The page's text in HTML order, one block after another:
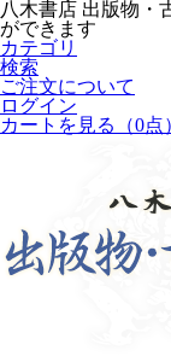
八木書店 出版物・
ができます
カテゴリ
検索
ご注文について
ログイン
カートを見る
（0点